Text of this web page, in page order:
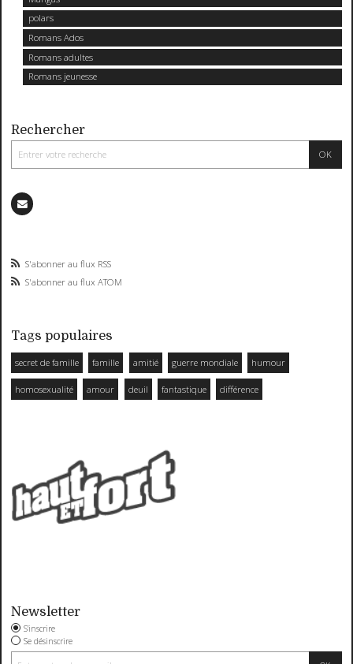
polars
Romans Ados
Romans adultes
Romans jeunesse
Rechercher
S'abonner au flux RSS
S'abonner au flux ATOM
Tags populaires
secret de famille famille amitié guerre mondiale humour
homosexualité amour deuil fantastique différence
Newsletter
S'inscrire
Se désinscrire